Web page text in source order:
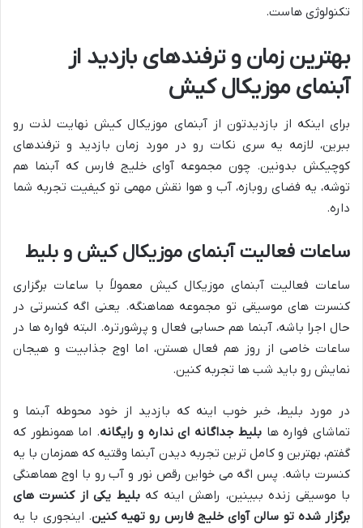
تکنولوژی هاست.
بهترین زمان و ترفندهای بازدید از
آبنمای موزیکال کیش
برای اینکه از بازدیدتون از آبنمای موزیکال کیش نهایت لذت رو
ببرین، لازمه یه سری نکات رو در مورد زمان بازدید و ترفندهای
کوچیکش بدونین. چون مجموعه آوای خلیج فارس که آبنما هم
توشه، یه فضای روبازه، آب و هوا نقش مهمی تو کیفیت تجربه شما
داره.
ساعات فعالیت آبنمای موزیکال کیش و بلیط
ساعات فعالیت آبنمای موزیکال کیش معمولاً با ساعات برگزاری
کنسرت های موسیقی تو مجموعه هماهنگه. یعنی اگه کنسرتی در
حال اجرا باشه، آبنما هم حسابی فعال و پرشورتره. البته فواره ها در
ساعات خاصی از روز هم فعال هستن، اما اوج جذابیت و هیجان
نمایش رو باید شب ها تجربه کنین.
در مورد بلیط، خبر خوب اینه که بازدید از خود محوطه آبنما و
تماشای فواره ها بلیط جداگانه ای نداره و رایگانه. اما همونطور که
گفتم، بهترین و کامل ترین تجربه دیدن آبنما وقتیه که همزمان با یه
کنسرت باشه. پس اگه می خواین رقص نور و آب رو با اوج هماهنگی
با موسیقی زنده ببینین، راهش اینه کهبلیط یکی از کنسرت های
برگزار شده تو سالن آوای خلیج فارس رو تهیه کنین. اینجوری با یه